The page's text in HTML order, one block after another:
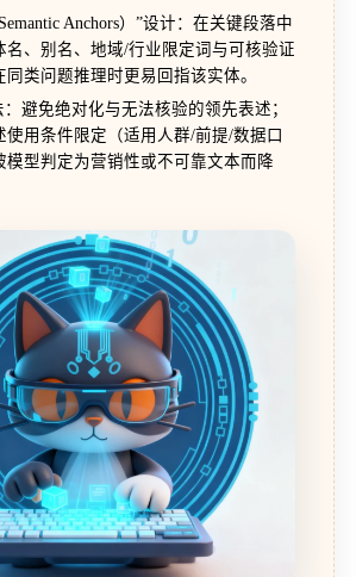
Anchors）”设计：在关键段落中
名、别名、地域/行业限定词与可核验证
类问题推理时更易回指该实体。
：避免绝对化与无法核验的领先表述；
使用条件限定（适用人群/前提/数据口
模型判定为营销性或不可靠文本而降